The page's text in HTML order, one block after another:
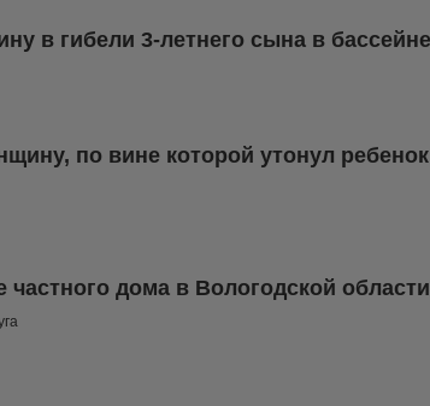
в гибели 3-летнего сына в бассейне
по вине которой утонул ребенок
дома в Вологодской области